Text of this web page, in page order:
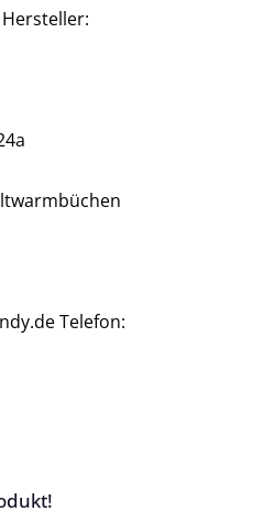
Telefon:
von 0 von 5 Sternen